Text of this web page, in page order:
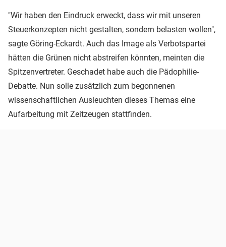
"Wir haben den Eindruck erweckt, dass wir mit unseren
Steuerkonzepten nicht gestalten, sondern belasten wollen",
sagte Göring-Eckardt. Auch das Image als Verbotspartei
hätten die Grünen nicht abstreifen könnten, meinten die
Spitzenvertreter. Geschadet habe auch die Pädophilie-
Debatte. Nun solle zusätzlich zum begonnenen
wissenschaftlichen Ausleuchten dieses Themas eine
Aufarbeitung mit Zeitzeugen stattfinden.